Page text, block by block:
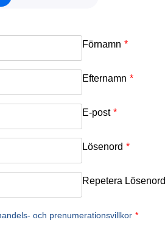
Förnamn *
Efternamn *
E-post *
Lösenord *
Repetera Lösenord
och prenumerationsvillkor *
Email
Password